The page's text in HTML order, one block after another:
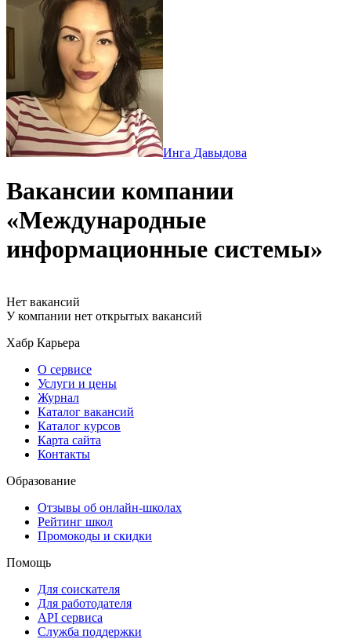
Инга Давыдова
Вакансии компании
«Международные
информационные системы»
Нет вакансий
У компании нет открытых вакансий
Хабр Карьера
О сервисе
Услуги и цены
Журнал
Каталог вакансий
Каталог курсов
Карта сайта
Контакты
Образование
Отзывы об онлайн-школах
Рейтинг школ
Промокоды и скидки
Помощь
Для соискателя
Для работодателя
API сервиса
Служба поддержки